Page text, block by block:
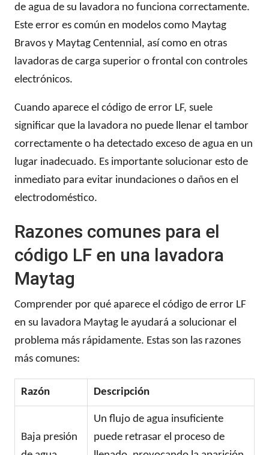
de agua de su lavadora no funciona correctamente.
Este error es común en modelos como Maytag
Bravos y Maytag Centennial, así como en otras
lavadoras de carga superior o frontal con controles
electrónicos.
Cuando aparece el código de error LF, suele
significar que la lavadora no puede llenar el tambor
correctamente o ha detectado exceso de agua en un
lugar inadecuado. Es importante solucionar esto de
inmediato para evitar inundaciones o daños en el
electrodoméstico.
Razones comunes para el
código LF en una lavadora
Maytag
Comprender por qué aparece el código de error LF
en su lavadora Maytag le ayudará a solucionar el
problema más rápidamente. Estas son las razones
más comunes:
Razón Descripción
Baja presión
Un flujo de agua insuficiente
puede retrasar el proceso de